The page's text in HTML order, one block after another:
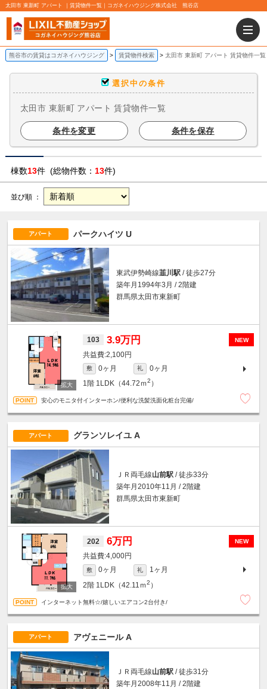
太田市 東新町 アパート ｜賃貸物件一覧｜コガネイハウジング株式会社 熊谷店
熊谷市の賃貸はコガネイハウジング 賃貸物件検索 太田市 東新町 アパート 賃貸物件一覧
選択中の条件
太田市 東新町 アパート 賃貸物件一覧
条件を変更 条件を保存
棟数13件 (総物件数： 13件)
並び順 ：
アパート パークハイツ U
東武伊勢崎線韮川駅 / 徒歩27分
築年月1994年3月 / 2階建
群馬県太田市東新町
NEW
103 3.9万円
2,100円
敷 0ヶ月 礼
0ヶ月
1階 1LDK（44.72ｍ2 ）
安心のモニタ付インターホン/便利な洗髪洗面化粧台完備/
アパート グランソレイユ A
ＪＲ両毛線山前駅 / 徒歩33分
築年月2010年11月 / 2階建
群馬県太田市東新町
NEW
202 6万円
4,000円
敷 0ヶ月 礼
1ヶ月
2階 1LDK（42.11ｍ2 ）
インターネット無料☆/嬉しいエアコン2台付き/
アパート アヴェニール A
ＪＲ両毛線山前駅 / 徒歩31分
築年月2008年11月 / 2階建